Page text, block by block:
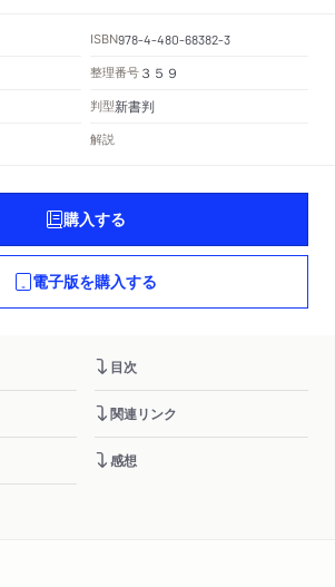
ISBN978-4-480-68382-3
整理番号 ３５９
判型新書判
解説
購入する
電子版を購入する
目次
関連リンク
感想